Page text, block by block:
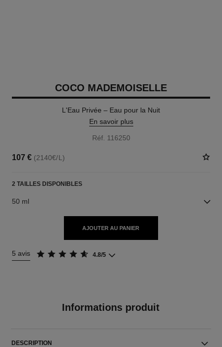
COCO MADEMOISELLE
L'Eau Privée – Eau pour la Nuit
En savoir plus
Réf. 116250
107 € (2140€/L)
2 TAILLES DISPONIBLES
50 ml
AJOUTER AU PANIER
5 avis 4.8/5
Informations produit
DESCRIPTION